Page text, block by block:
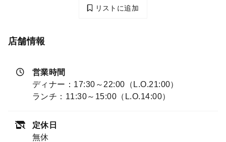
リストに追加
店舗情報
営業時間
ディナー：17:30～22:00（L.O.21:00）
ランチ：11:30～15:00（L.O.14:00）
定休日
無休